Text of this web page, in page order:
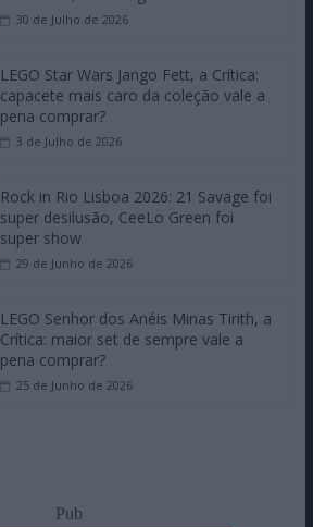
30 de Julho de 2026
LEGO Star Wars Jango Fett, a Crítica:
capacete mais caro da coleção vale a
pena comprar?
3 de Julho de 2026
Rock in Rio Lisboa 2026: 21 Savage foi
super desilusão, CeeLo Green foi
super show
29 de Junho de 2026
LEGO Senhor dos Anéis Minas Tirith, a
Crítica: maior set de sempre vale a
pena comprar?
25 de Junho de 2026
Pub